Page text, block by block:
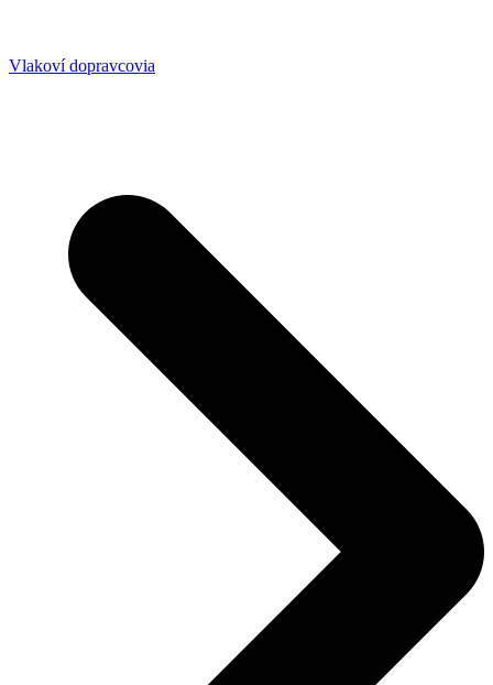
Vlakoví dopravcovia